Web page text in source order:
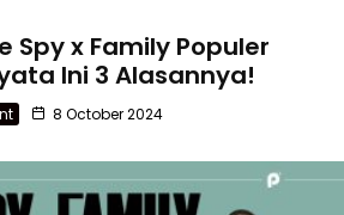
Spy x Family Populer
Ini 3 Alasannya!
8 October 2024